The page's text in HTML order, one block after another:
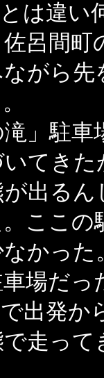
は違
呂間
がら
滝」駐
てき
出る
ここ
かった
場だ
出発
走っ